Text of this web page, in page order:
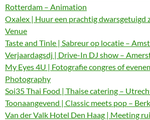
Rotterdam – Animation
Oxalex | Huur een prachtig dwarsgetuigd
Venue
Taste and Tinle | Sabreur op locatie –
Verjaardagsdj | Drive-In DJ show –
My Eyes 4U | Fotografie congres of
Photography
Soi35 Thai Food | Thaise catering –
Toonaangevend | Classic meets pop –
Van der Valk Hotel Den Haag | Meeting